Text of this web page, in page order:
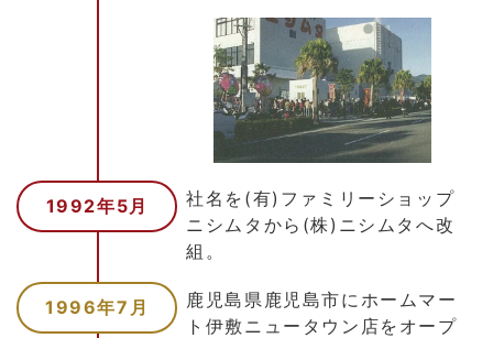
1992年5月
社名を(有)ファミリーショップ
ニシムタから(株)ニシムタへ改
組。
1996年7月
鹿児島県鹿児島市にホームマー
ト伊敷ニュータウン店をオープ